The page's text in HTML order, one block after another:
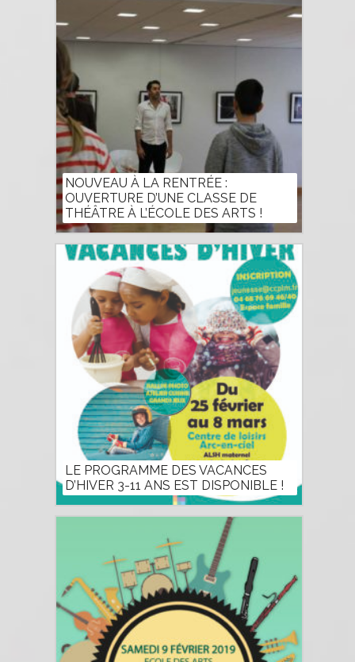
NOUVEAU À LA RENTRÉE :
OUVERTURE D’UNE CLASSE DE
THÉÂTRE À L’ÉCOLE DES ARTS !
LE PROGRAMME DES VACANCES
D’HIVER 3-11 ANS EST DISPONIBLE !